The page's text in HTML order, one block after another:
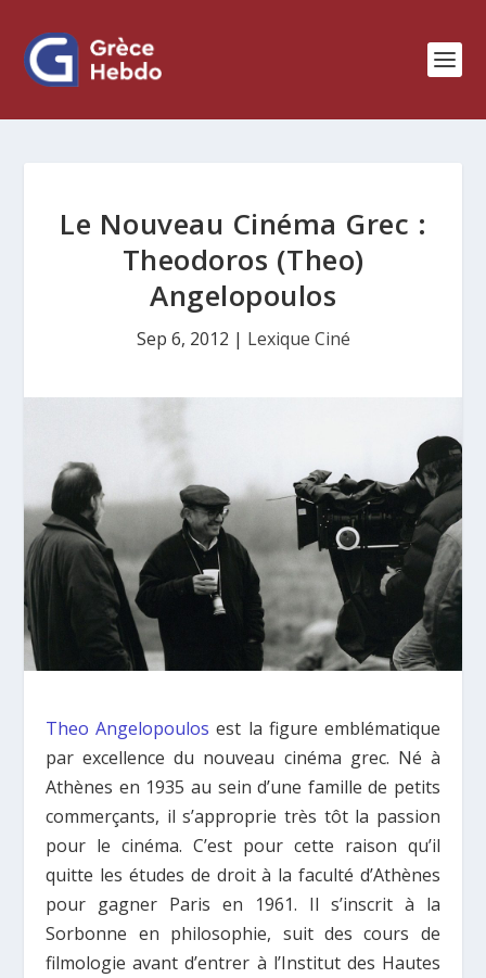
Le Nouveau Cinéma Grec :
Theodoros (Theo)
Angelopoulos
Sep 6, 2012 | Lexique Ciné
Theo Angelopoulos est la figure emblématique
par excellence du nouveau cinéma grec. Né à
Athènes en 1935 au sein d’une famille de petits
commerçants, il s’approprie très tôt la passion
pour le cinéma. C’est pour cette raison qu’il
quitte les études de droit à la faculté d’Athènes
pour gagner Paris en 1961. Il s’inscrit à la
Sorbonne en philosophie, suit des cours de
filmologie avant d’entrer à l’Institut des Hautes